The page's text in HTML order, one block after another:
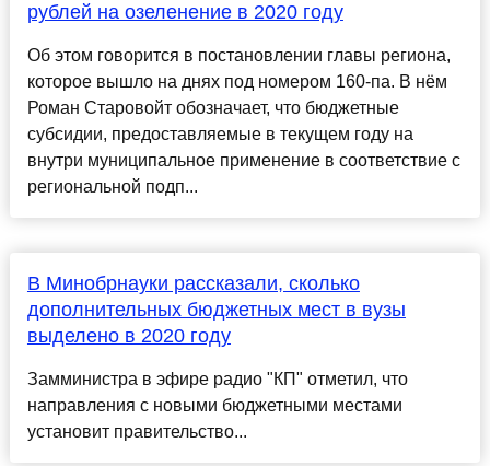
рублей на озеленение в 2020 году
Об этом говорится в постановлении главы региона,
которое вышло на днях под номером 160-па. В нём
Роман Старовойт обозначает, что бюджетные
субсидии, предоставляемые в текущем году на
внутри муниципальное применение в соответствие с
региональной подп...
В Минобрнауки рассказали, сколько
дополнительных бюджетных мест в вузы
выделено в 2020 году
Замминистра в эфире радио "КП" отметил, что
направления с новыми бюджетными местами
установит правительство...